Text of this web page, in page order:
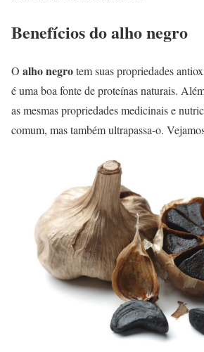
Benefícios do alho negro
O alho negrotem suas propriedades
é uma boa fonte de proteínas naturais.
as mesmas propriedades medicinais e
comum, mas também ultrapassa-o.